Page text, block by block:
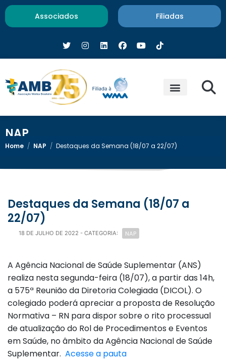
Associados Filiadas
NAP
Home / NAP / Destaques da Semana (18/07 a 22/07)
Destaques da Semana (18/07 a
22/07)
18 DE JULHO DE 2022 - CATEGORIA: NAP
A Agência Nacional de Saúde Suplementar (ANS)
realiza nesta segunda-feira (18/07), a partir das 14h,
a 575ª Reunião da Diretoria Colegiada (DICOL). O
colegiado poderá apreciar a proposta de Resolução
Normativa – RN para dispor sobre o rito processual
de atualização do Rol de Procedimentos e Eventos
em Saúde, no âmbito da Agência Nacional de Saúde
Suplementar. Acesse a pauta